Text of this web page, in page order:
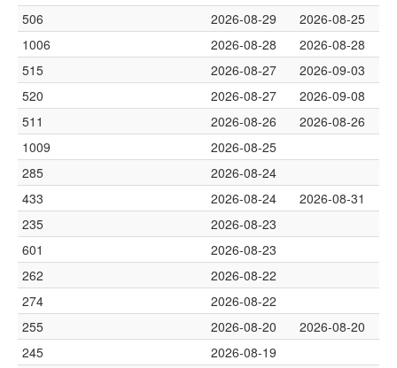
506
2026-08-29
2026-08-25
1006
2026-08-28
2026-08-28
515
2026-08-27
2026-09-03
520
2026-08-27
2026-09-08
511
2026-08-26
2026-08-26
1009
2026-08-25
285
2026-08-24
433
2026-08-24
2026-08-31
235
2026-08-23
601
2026-08-23
262
2026-08-22
274
2026-08-22
255
2026-08-20
2026-08-20
245
2026-08-19